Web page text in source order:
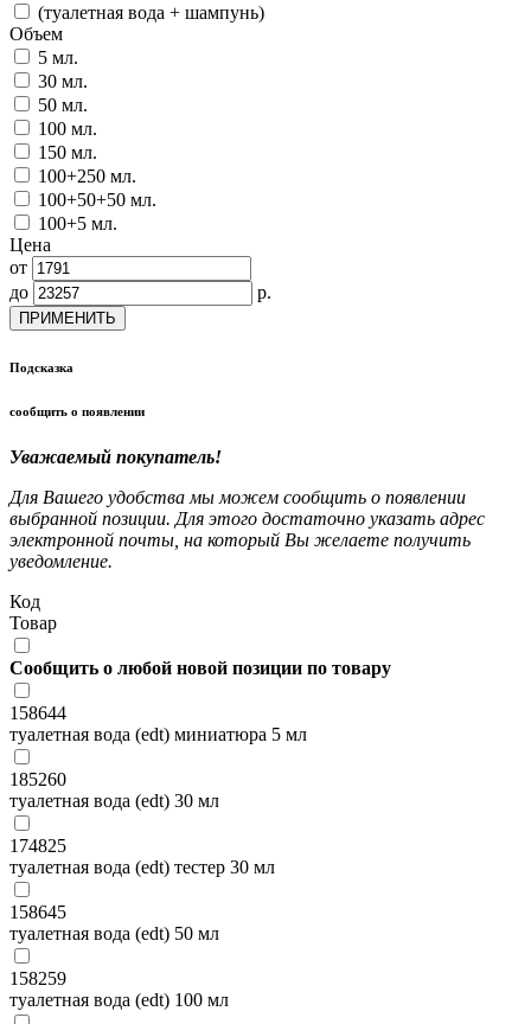
(туалетная вода + шампунь)
Объем
5 мл.
30 мл.
50 мл.
100 мл.
150 мл.
100+250 мл.
100+50+50 мл.
100+5 мл.
Цена
от
до
р.
ПРИМЕНИТЬ
Подсказка
сообщить о появлении
Уважаемый покупатель!
Для Вашего удобства мы можем сообщить о появлении
выбранной позиции. Для этого достаточно указать адрес
электронной почты, на который Вы желаете получить
уведомление.
Код
Товар
Сообщить о любой новой позиции по товару
158644
туалетная вода (edt) миниатюра 5 мл
185260
туалетная вода (edt) 30 мл
174825
туалетная вода (edt) тестер 30 мл
158645
туалетная вода (edt) 50 мл
158259
туалетная вода (edt) 100 мл